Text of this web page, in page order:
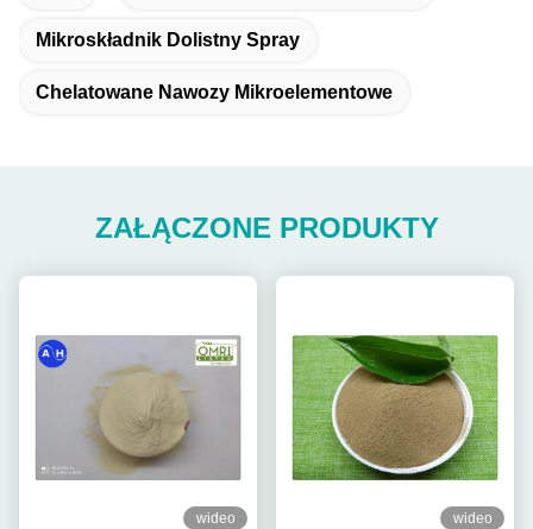
Mikroskładnik Dolistny Spray
Chelatowane Nawozy Mikroelementowe
ZAŁĄCZONE PRODUKTY
wideo wideo